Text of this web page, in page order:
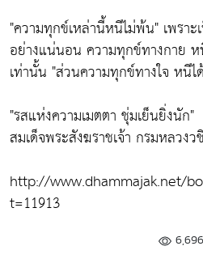
"ความทุกข์เหล่านี้หนีไม่พ้น" เพรา
อย่างแน่นอน ความทุกข์ทางกาย ห
เท่านั้น "ส่วนความทุกข์ทางใจ หนี
"รสแห่งความเมตตา ชุ่มเย็นยิ่งนัก"
สมเด็จพระสังฆราชเจ้า กรมหลวง
http://www.dhammajak.net/
t=11913
6,696